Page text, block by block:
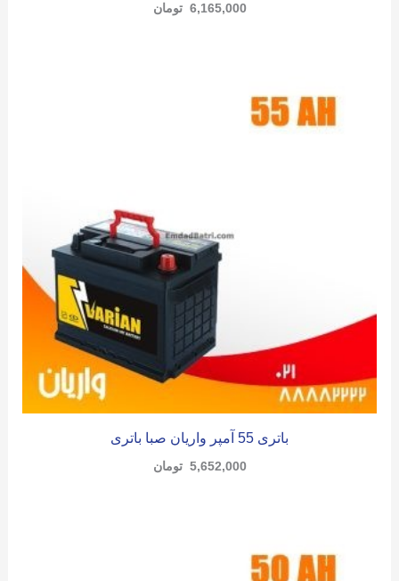
6,165,000 تومان
باتری 55 آمپر واریان صبا باتری
5,652,000 تومان